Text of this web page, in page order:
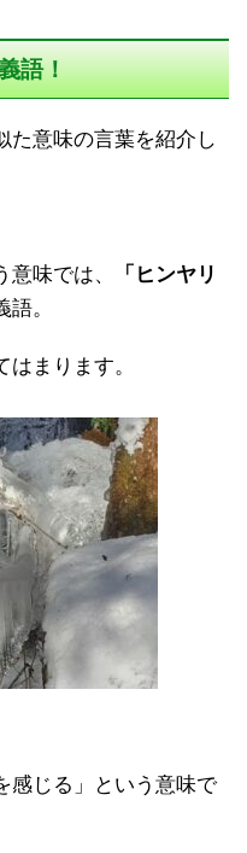
語！
た意味の言葉を紹介し
意味では、
「ヒンヤリ
。
はまります。
感じる」という意味で